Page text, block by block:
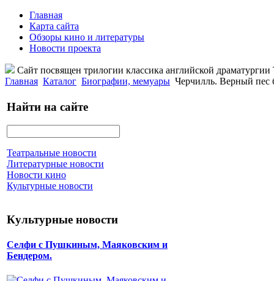
Главная
Карта сайта
Обзоры кино и литературы
Новости проекта
Сайт посвящен трилогии классика английской
Главная Каталог Биографии, мемуары Черчилль. Верный пес
Найти на сайте
Театральные новости
Литературные новости
Новости кино
Культурные новости
Культурные новости
Селфи с Пушкиным, Маяковским и
Бендером.